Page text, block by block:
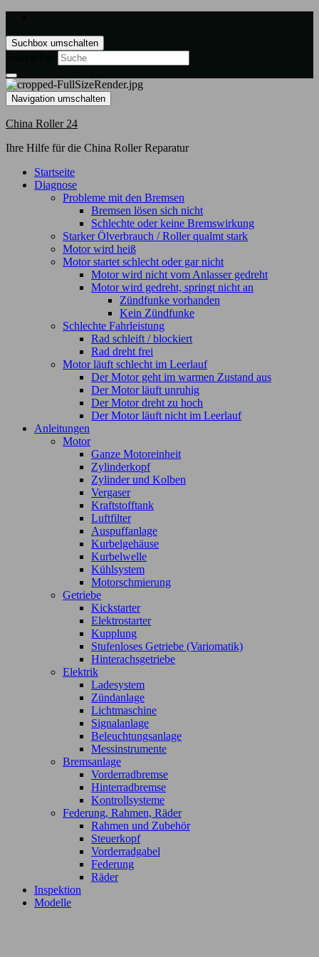
Suchbox umschalten
Navigation umschalten
China Roller 24
Ihre Hilfe für die China Roller Reparatur
Startseite
Diagnose
Probleme mit den Bremsen
Bremsen lösen sich nicht
Schlechte oder keine Bremswirkung
Starker Ölverbrauch / Roller qualmt stark
Motor wird heiß
Motor startet schlecht oder gar nicht
Motor wird nicht vom Anlasser gedreht
Motor wird gedreht, springt nicht an
Zündfunke vorhanden
Kein Zündfunke
Schlechte Fahrleistung
Rad schleift / blockiert
Rad dreht frei
Motor läuft schlecht im Leerlauf
Der Motor geht im warmen Zustand aus
Der Motor läuft unruhig
Der Motor dreht zu hoch
Der Motor läuft nicht im Leerlauf
Anleitungen
Motor
Ganze Motoreinheit
Zylinderkopf
Zylinder und Kolben
Vergaser
Kraftstofftank
Luftfilter
Auspuffanlage
Kurbelgehäuse
Kurbelwelle
Kühlsystem
Motorschmierung
Getriebe
Kickstarter
Elektrostarter
Kupplung
Stufenloses Getriebe (Variomatik)
Hinterachsgetriebe
Elektrik
Ladesystem
Zündanlage
Lichtmaschine
Signalanlage
Beleuchtungsanlage
Messinstrumente
Bremsanlage
Vorderradbremse
Hinterradbremse
Kontrollsysteme
Federung, Rahmen, Räder
Rahmen und Zubehör
Steuerkopf
Vorderradgabel
Federung
Räder
Inspektion
Modelle